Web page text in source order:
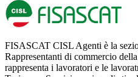
FISASCAT CISL Agenti è la
Rappresentanti di commercio
rappresenta i lavoratori e le